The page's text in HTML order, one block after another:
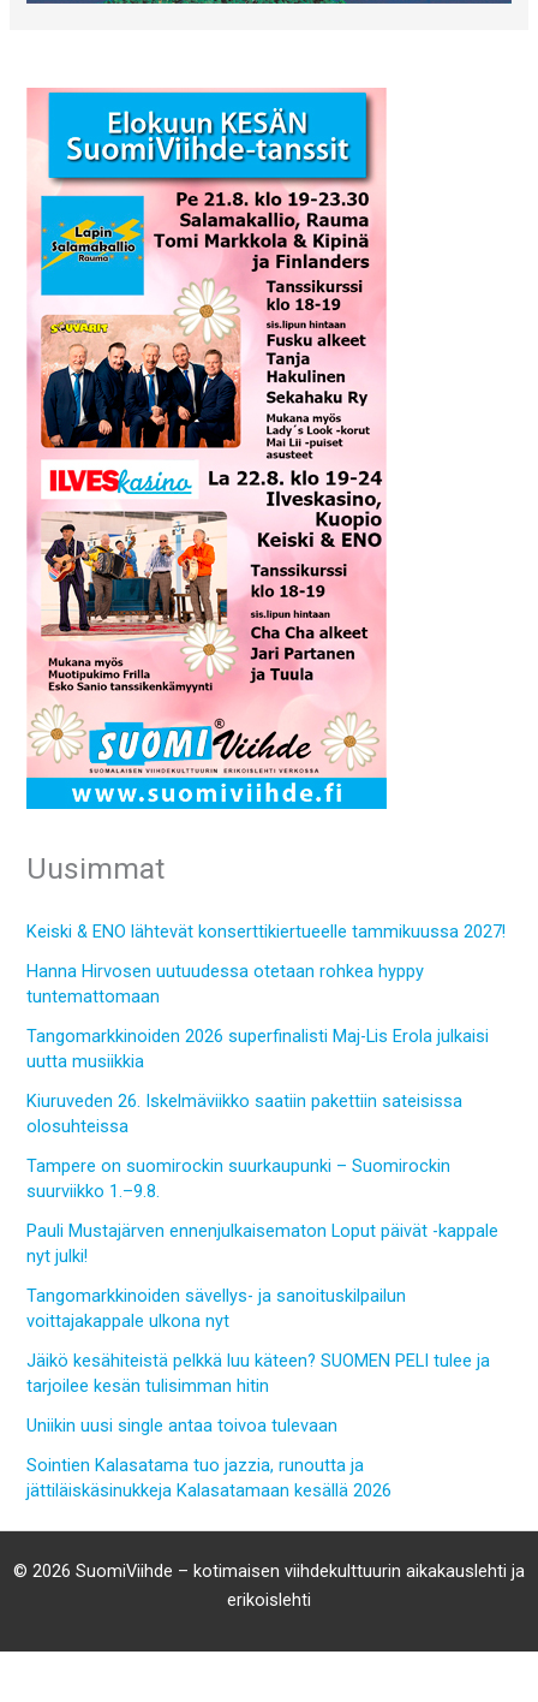
Uusimmat
Keiski & ENO lähtevät konserttikiertueelle tammikuussa 2027!
Hanna Hirvosen uutuudessa otetaan rohkea hyppy
tuntemattomaan
Tangomarkkinoiden 2026 superfinalisti Maj-Lis Erola julkaisi
uutta musiikkia
Kiuruveden 26. Iskelmäviikko saatiin pakettiin sateisissa
olosuhteissa
Tampere on suomirockin suurkaupunki – Suomirockin
suurviikko 1.–9.8.
Pauli Mustajärven ennenjulkaisematon Loput päivät -kappale
nyt julki!
Tangomarkkinoiden sävellys- ja sanoituskilpailun
voittajakappale ulkona nyt
Jäikö kesähiteistä pelkkä luu käteen? SUOMEN PELI tulee ja
tarjoilee kesän tulisimman hitin
Uniikin uusi single antaa toivoa tulevaan
Sointien Kalasatama tuo jazzia, runoutta ja
jättiläiskäsinukkeja Kalasatamaan kesällä 2026
© 2026 SuomiViihde – kotimaisen viihdekulttuurin aikakauslehti ja
erikoislehti